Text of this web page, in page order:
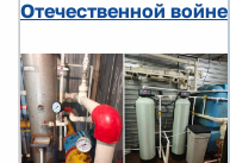
Отечественной войне